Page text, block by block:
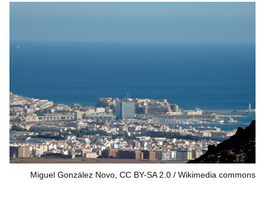
Miguel González Novo, CC BY-SA 2.0 Wikimedia commons